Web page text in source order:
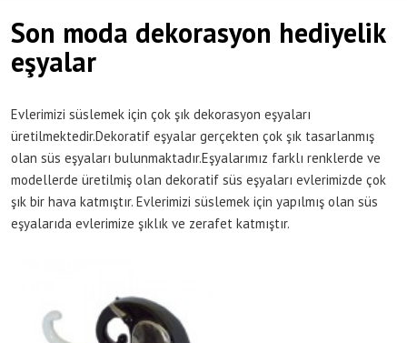
Son moda dekorasyon hediyelik
eşyalar
Evlerimizi süslemek için çok şık dekorasyon eşyaları
üretilmektedir.Dekoratif eşyalar gerçekten çok şık tasarlanmış
olan süs eşyaları bulunmaktadır.Eşyalarımız farklı renklerde ve
modellerde üretilmiş olan dekoratif süs eşyaları evlerimizde çok
şık bir hava katmıştır. Evlerimizi süslemek için yapılmış olan süs
eşyalarıda evlerimize şıklık ve zerafet katmıştır.